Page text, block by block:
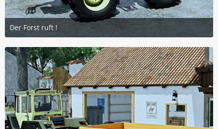
Der Forst ruft !
3. Januar 2026 um 13:28
6